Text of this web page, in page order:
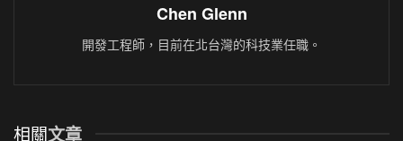
Chen Glenn
開發工程師，目前在北台灣的科技業任職。
相關文章